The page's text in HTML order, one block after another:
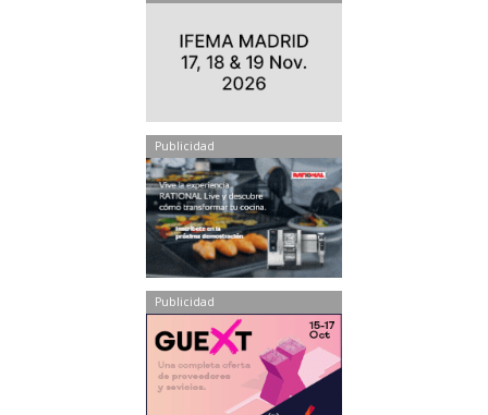
Publicidad
Publicidad